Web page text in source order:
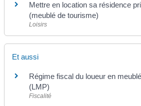
Mettre en location sa résidence
(meublé de tourisme)
Loisirs
Et aussi
Régime fiscal du loueur en
(LMP)
Fiscalité